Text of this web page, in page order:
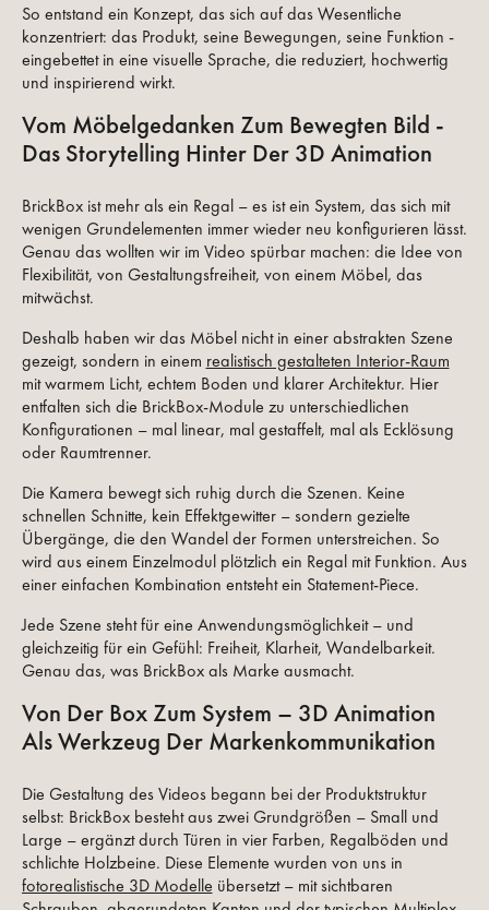
So entstand ein Konzept, das sich auf das Wesentliche
konzentriert: das Produkt, seine Bewegungen, seine Funktion -
eingebettet in eine visuelle Sprache, die reduziert, hochwertig
und inspirierend wirkt.
Vom Möbelgedanken Zum Bewegten Bild -
Das Storytelling Hinter Der 3D Animation
BrickBox ist mehr als ein Regal – es ist ein System, das sich mit
wenigen Grundelementen immer wieder neu konfigurieren lässt.
Genau das wollten wir im Video spürbar machen: die Idee von
Flexibilität, von Gestaltungsfreiheit, von einem Möbel, das
mitwächst.
Deshalb haben wir das Möbel nicht in einer abstrakten Szene
gezeigt, sondern in einem realistisch gestalteten Interior-Raum
mit warmem Licht, echtem Boden und klarer Architektur. Hier
entfalten sich die BrickBox-Module zu unterschiedlichen
Konfigurationen – mal linear, mal gestaffelt, mal als Ecklösung
oder Raumtrenner.
Die Kamera bewegt sich ruhig durch die Szenen. Keine
schnellen Schnitte, kein Effektgewitter – sondern gezielte
Übergänge, die den Wandel der Formen unterstreichen. So
wird aus einem Einzelmodul plötzlich ein Regal mit Funktion. Aus
einer einfachen Kombination entsteht ein Statement-Piece.
Jede Szene steht für eine Anwendungsmöglichkeit – und
gleichzeitig für ein Gefühl: Freiheit, Klarheit, Wandelbarkeit.
Genau das, was BrickBox als Marke ausmacht.
Von Der Box Zum System – 3D Animation
Als Werkzeug Der Markenkommunikation
Die Gestaltung des Videos begann bei der Produktstruktur
selbst: BrickBox besteht aus zwei Grundgrößen – Small und
Large – ergänzt durch Türen in vier Farben, Regalböden und
schlichte Holzbeine. Diese Elemente wurden von uns in
fotorealistische 3D Modelle übersetzt – mit sichtbaren